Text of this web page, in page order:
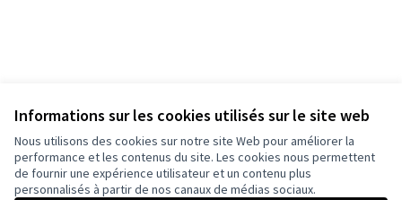
Informations sur les cookies utilisés sur le site web
Nous utilisons des cookies sur notre site Web pour améliorer la
performance et les contenus du site. Les cookies nous permettent
de fournir une expérience utilisateur et un contenu plus
personnalisés à partir de nos canaux de médias sociaux.